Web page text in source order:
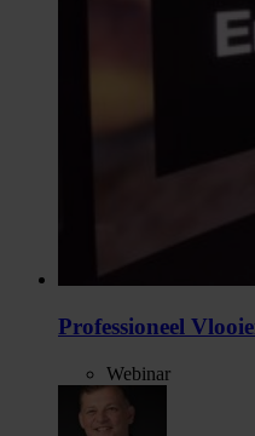
Professioneel
Webinar